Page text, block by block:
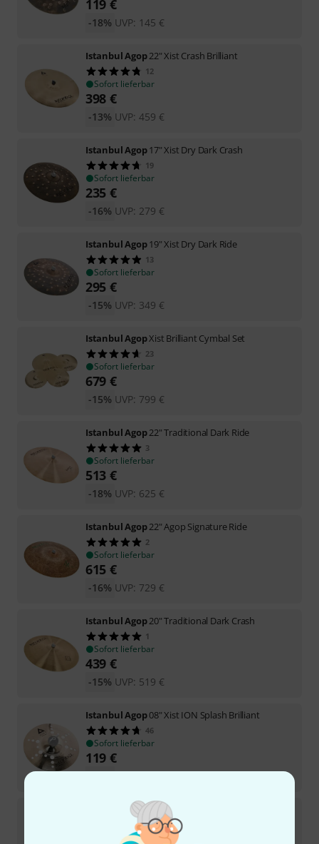
119 €
UVP: 145 €
-18%
Istanbul Agop22" Xist Crash Brilliant
12
Sofort lieferbar
398 €
UVP: 459 €
-13%
Istanbul Agop17" Xist Dry Dark Crash
19
Sofort lieferbar
235 €
UVP: 279 €
-16%
Istanbul Agop19" Xist Dry Dark Ride
13
Sofort lieferbar
295 €
UVP: 349 €
-15%
Istanbul AgopXist Brilliant Cymbal Set
23
Sofort lieferbar
679 €
UVP: 799 €
-15%
Istanbul Agop22" Traditional Dark Ride
3
Sofort lieferbar
513 €
UVP: 625 €
-18%
Istanbul Agop22" Agop Signature Ride
2
Sofort lieferbar
615 €
UVP: 729 €
-16%
Istanbul Agop20" Traditional Dark Crash
1
Sofort lieferbar
439 €
UVP: 519 €
-15%
Istanbul Agop08" Xist ION Splash Brilliant
46
Sofort lieferbar
119 €
UVP:145 €
-18%
Istanbul Agop 10" Xist Splash Brilliant
18
Sofort lieferbar